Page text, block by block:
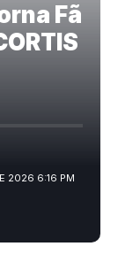
Fã
2026 6:16 PM